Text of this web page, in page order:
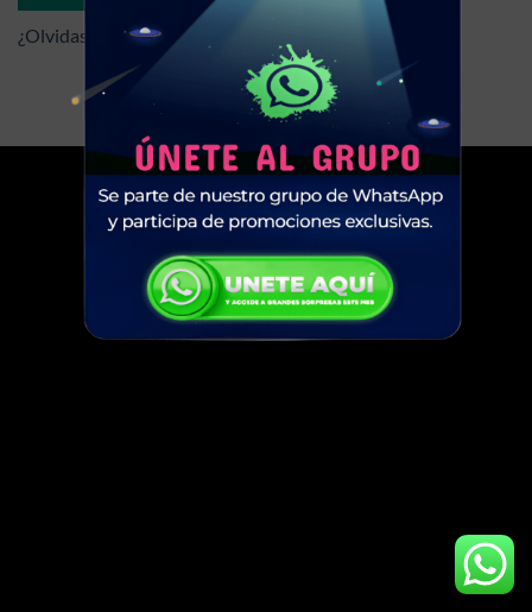
¿Olvidaste la contraseña?
Copyright 2026 ©CAPSULE STORE
Diseño web y Hosting ConectServer.com